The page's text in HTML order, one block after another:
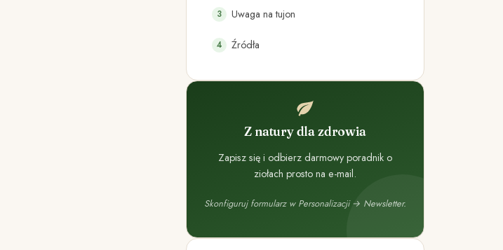
Uwaga na tujon
Źródła
Z natury dla zdrowia
Zapisz się i odbierz darmowy poradnik o
ziołach prosto na e-mail.
Skonfiguruj formularz w Personalizacji → Newsletter.